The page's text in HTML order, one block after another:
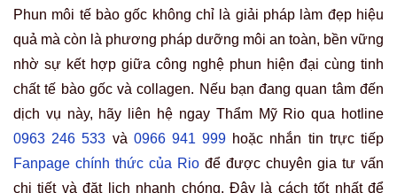
Phun môi tế bào gốc không chỉ là giải pháp làm đẹp hiệu
quả mà còn là phương pháp dưỡng môi an toàn, bền vững
nhờ sự kết hợp giữa công nghệ phun hiện đại cùng tinh
chất tế bào gốc và collagen. Nếu bạn đang quan tâm đến
dịch vụ này, hãy liên hệ ngay Thẩm Mỹ Rio qua hotline
0963 246 533 và 0966 941 999 hoặc nhắn tin trực tiếp
Fanpage chính thức của Rio để được chuyên gia tư vấn
chi tiết và đặt lịch nhanh chóng. Đây là cách tốt nhất để